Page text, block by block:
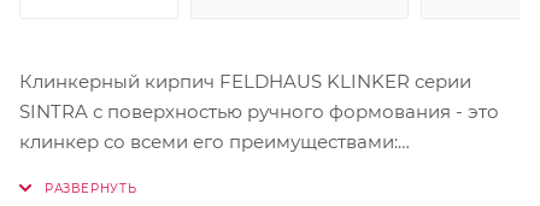
Клинкерный кирпич FELDHAUS KLINKER серии
SINTRA с поверхностью ручного формования - это
клинкер со всеми его преимуществами: